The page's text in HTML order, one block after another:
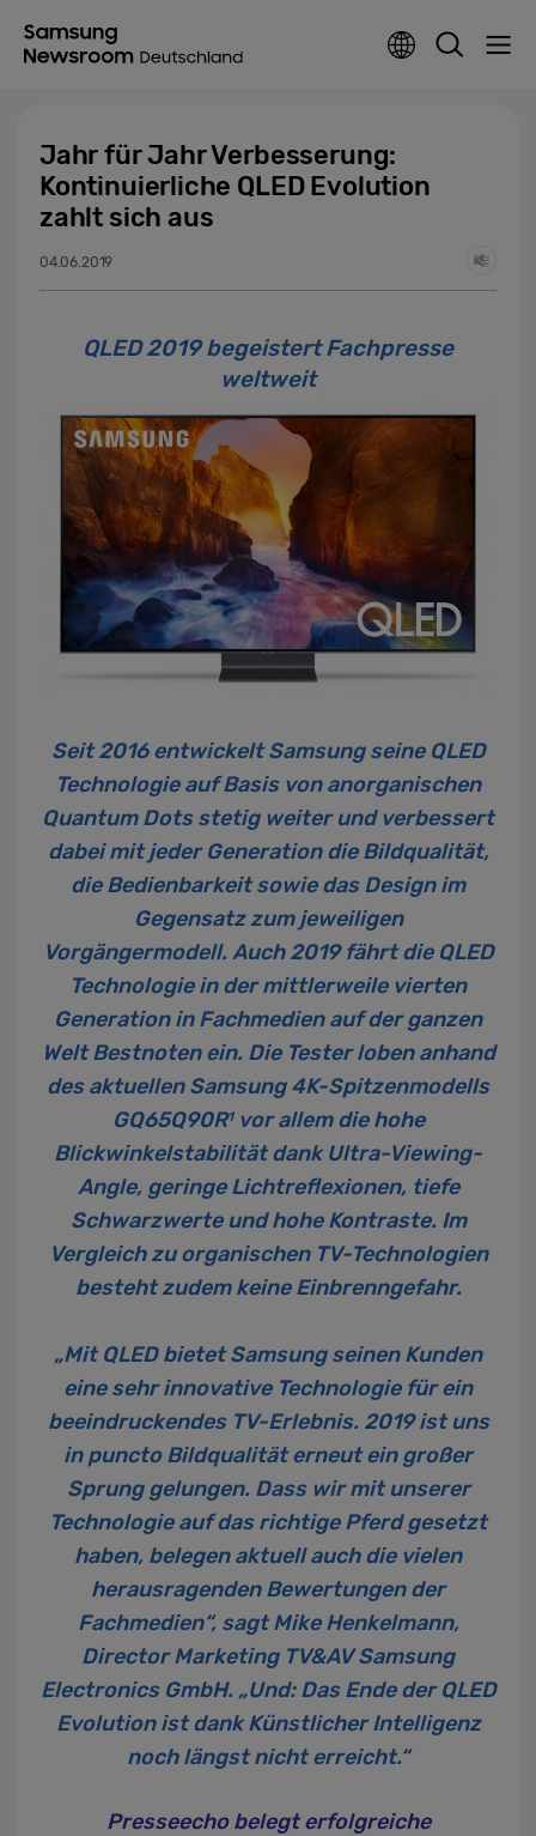
Jahr für Jahr Verbesserung:
Kontinuierliche QLED Evolution
zahlt sich aus
04.06.2019
QLED 2019 begeistert Fachpresse
weltweit
Seit 2016 entwickelt Samsung seine QLED
Technologie auf Basis von anorganischen
Quantum Dots stetig weiter und verbessert
dabei mit jeder Generation die Bildqualität,
die Bedienbarkeit sowie das Design im
Gegensatz zum jeweiligen
Vorgängermodell. Auch 2019 fährt die QLED
Technologiein der mittlerweile vierten
Generation in Fachmedien auf der ganzen
Welt Bestnoten ein. Die Tester loben anhand
des aktuellen Samsung 4K-Spitzenmodells
GQ65Q90R1vor allem die hohe
Blickwinkelstabilität dank Ultra-Viewing-
Angle, geringe Lichtreflexionen, tiefe
Schwarzwerte und hohe Kontraste. Im
Vergleich zu organischen TV-Technologien
besteht zudem keine Einbrenngefahr.
„Mit QLED bietet Samsung seinen Kunden
eine sehr innovative Technologie für ein
beeindruckendes TV-Erlebnis. 2019 ist uns
in puncto Bildqualität erneut ein großer
Sprung gelungen. Dass wir mit unserer
Technologie auf das richtige Pferd gesetzt
haben, belegen aktuell auch die vielen
herausragenden Bewertungen der
Fachmedien“, sagt Mike Henkelmann,
Director Marketing TV&AV Samsung
Electronics GmbH. „Und: Das Ende der QLED
Evolution ist dank Künstlicher Intelligenz
noch längst nicht erreicht.“
Presseecho belegt erfolgreiche